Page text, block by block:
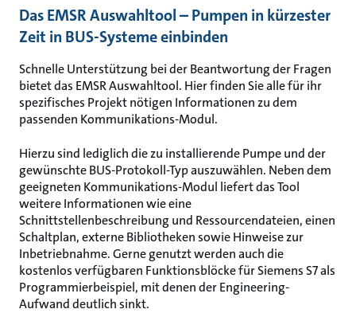
Das EMSR Auswahltool – Pumpen in kürzester
Zeit in BUS-Systeme einbinden
Schnelle Unterstützung bei der Beantwortung der Fragen
bietet das EMSR Auswahltool. Hier finden Sie alle für ihr
spezifisches Projekt nötigen Informationen zu dem
passenden Kommunikations-Modul.
Hierzu sind lediglich die zu installierende Pumpe und der
gewünschte BUS-Protokoll-Typ auszuwählen. Neben dem
geeigneten Kommunikations-Modul liefert das Tool
weitere Informationen wie eine
Schnittstellenbeschreibung und Ressourcendateien, einen
Schaltplan, externe Bibliotheken sowie Hinweise zur
Inbetriebnahme. Gerne genutzt werden auch die
kostenlos verfügbaren Funktionsblöcke für Siemens S7 als
Programmierbeispiel, mit denen der Engineering-
Aufwand deutlich sinkt.